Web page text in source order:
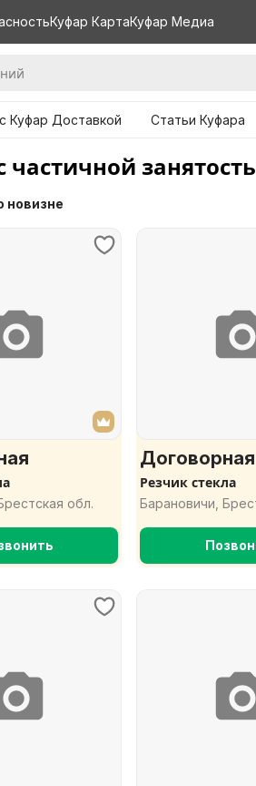
Куфар КартаКуфар Медиа
Куфар Доставкой Статьи Куфара
частичной
новизне
обл.
Договорная
Резчик стекла
Барановичи,